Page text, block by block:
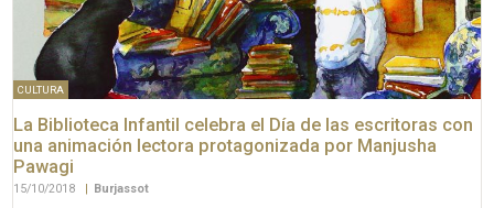
CULTURA
La Biblioteca Infantil celebra el Día de las escritoras con
una animación lectora protagonizada por Manjusha
Pawagi
15/10/2018 | Burjassot